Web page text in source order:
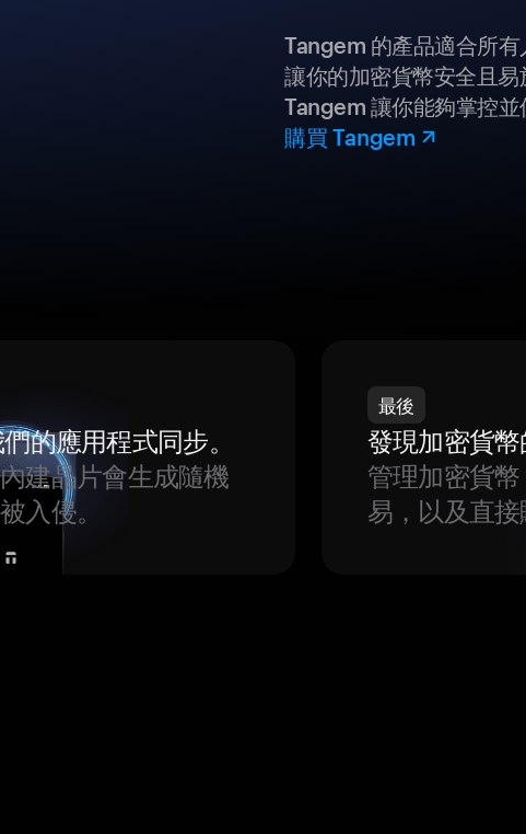
Tangem 的產品適合所
讓你的加密貨幣安全且
Tangem 讓你能夠掌控
購買 Tangem
的應用程式同步。
建晶片會生成隨機
入侵。
最後
發現加密貨
管理加密貨
易，以及直